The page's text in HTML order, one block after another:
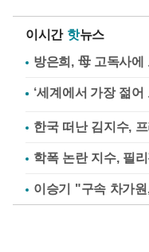
이시간 핫뉴스
방은희, 母 고독사
한국 떠난 김지수,
학폭 논란 지수, 필
이승기 "구속 차가